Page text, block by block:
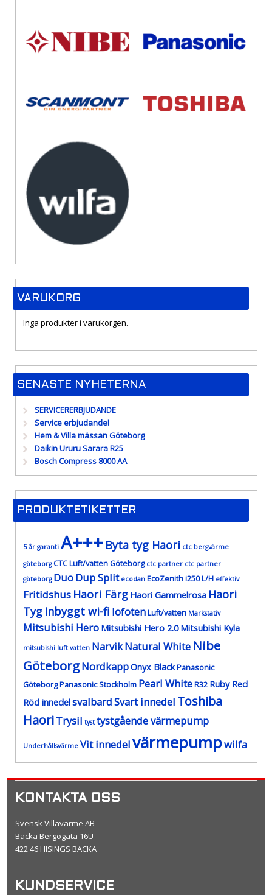
VARUKORG
Inga produkter i varukorgen.
SENASTE NYHETERNA
SERVICERERBJUDANDE
Service erbjudande!
Hem & Villa mässan Göteborg
Daikin Ururu Sarara R25
Bosch Compress 8000 AA
PRODUKTETIKETTER
5 år garanti A+++ Byta tyg Haori ctc bergvärme
göteborg CTC Luft/vatten Göteborg ctc partner ctc partner
göteborg DuoDup Split ecodan EcoZenith i250 L/H effektiv
Fritidshus Haori Färg Haori Gammelrosa Haori
Tyg Inbyggt wi-fi lofotenLuft/vatten Markstativ
Mitsubishi Hero Mitsubishi Hero 2.0 Mitsubishi Kyla
mitsubishi luft vatten NarvikNatural White Nibe
GöteborgNordkappOnyx BlackPanasonic
GöteborgPanasonic Stockholm Pearl WhiteR32 Ruby Red
Röd innedelsvalbardSvart innedel Toshiba
HaoriTrysil tyst tystgående värmepump
Underhållsvärme Vit innedelvärmepumpwilfa
KONTAKTA OSS
Svensk Villavärme AB
Backa Bergögata 16U
422 46 HISINGS BACKA
KUNDSERVICE